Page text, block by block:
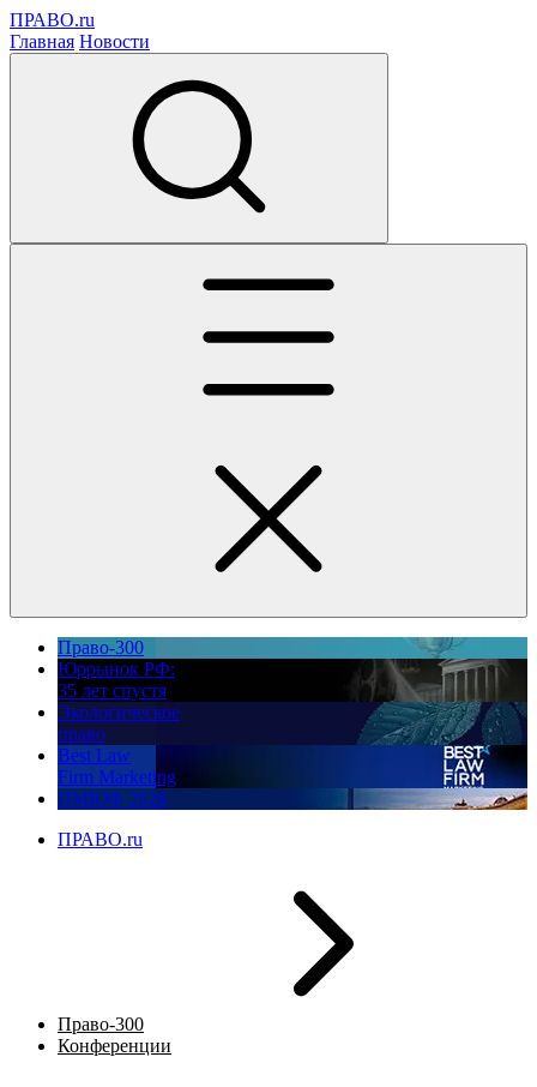
ПРАВО.ru
Главная Новости
Право-300
Юррынок РФ:
35 лет спустя
Экологическое
право
Best Law
Firm Marketing
ПМЮФ 2026
ПРАВО.ru
Право-300
Конференции